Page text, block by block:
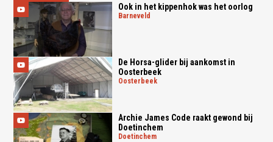
Ook in het kippenhok was het oorlog
barneveld
De Horsa-glider bij aankomst in
Oosterbeek
oosterbeek
Archie James Code raakt gewond bij
Doetinchem
doetinchem